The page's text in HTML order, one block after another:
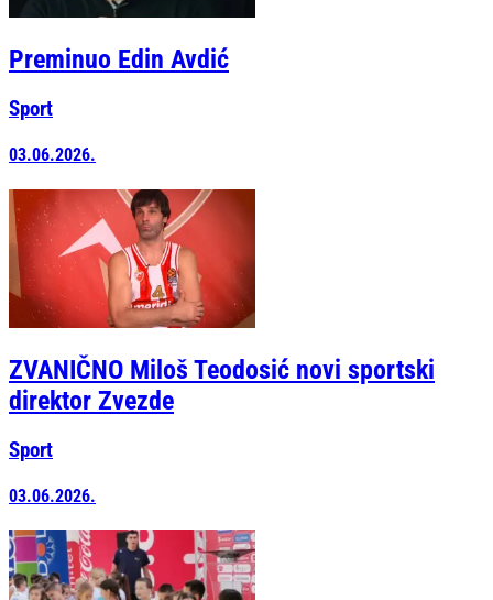
Preminuo Edin Avdić
Sport
03.06.2026.
ZVANIČNO Miloš Teodosić novi sportski
direktor Zvezde
Sport
03.06.2026.